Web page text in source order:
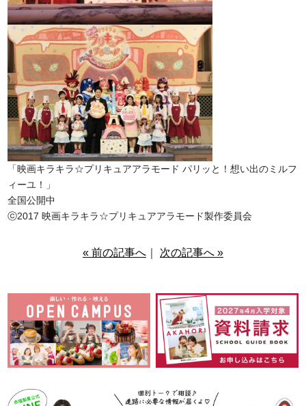
「映画キラキラ☆プリキュアアラモード パリッと！想い出のミルフ
ィーユ！」
全国公開中
ⓒ2017 映画キラキラ☆プリキュアアラモード製作委員会
« 前の記事へ 次の記事へ »